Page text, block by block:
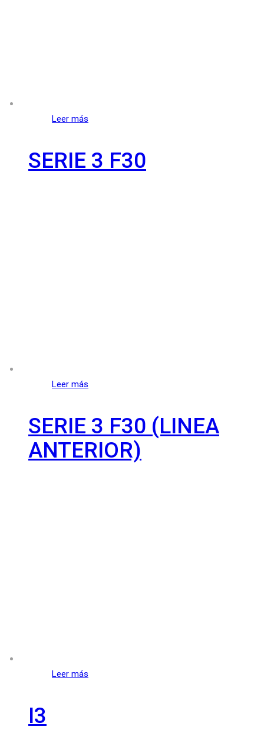
Leer más
SERIE 3 F30
Leer más
SERIE 3 F30 (LINEA
ANTERIOR)
Leer más
I3